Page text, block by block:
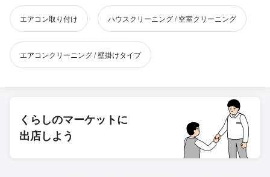
エアコン取り付け ハウスクリーニング / 空室クリーニング
エアコンクリーニング / 壁掛けタイプ
くらしのマーケットに
出店しよう